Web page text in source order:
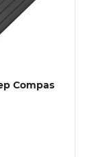
Compas